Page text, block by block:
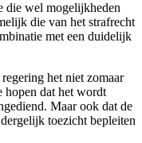
die wel mogelijkheden
die van het strafrecht
met een duidelijk
het niet zomaar
hopen dat het wordt
Maar ook dat de
toezicht bepleiten